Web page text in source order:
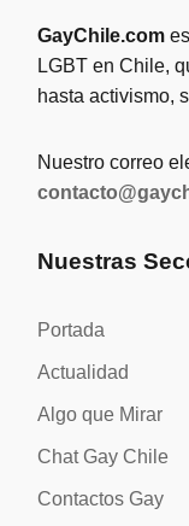
GayChile.com
LGBT en Chile,
hasta activismo,
Nuestro correo
Nuestras
Portada
Actualidad
Algo que Mirar
Chat Gay Chile
Contactos Gay